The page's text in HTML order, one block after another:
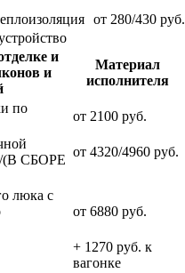
от 280/430 руб.
и
и
Материал
исполнителя
по
от 2100 руб.
/(В СБОРЕ
от 4320/4960 руб.
люка с
от 6880 руб.
+ 1270 руб. к
вагонке